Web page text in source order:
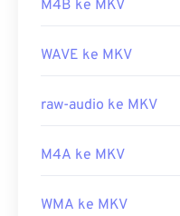
https://www.iso.org/
melakukannya, unduh
Ninite.
Rilis awal:2002
Tautan yang berguna:
M4B ke MKV
WAVE ke MKV
raw-audio ke MKV
M4A ke MKV
WMA ke MKV